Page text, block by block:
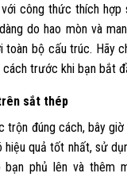
công thức thích hợp
do hao mòn và
toàn bộ cấu trúc. Hãy
trước khi bạn bắt
sắt thép
trộn đúng cách, bây
hiệu quả tốt nhất, sử
bạn phủ lên và thêm